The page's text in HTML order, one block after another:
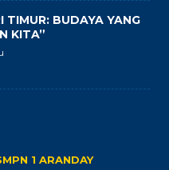
TIMUR: BUDAYA YANG
KITA”
1 ARANDAY